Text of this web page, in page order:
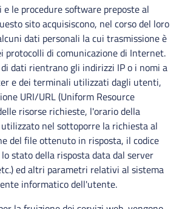
le procedure software preposte al
sito acquisiscono, nel corso del loro
dati personali la cui trasmissione è
protocolli di comunicazione di Internet.
dati rientrano gli indirizzi IP o i nomi a
e dei terminali utilizzati dagli utenti,
URI/URL (Uniform Resource
risorse richieste, l'orario della
nel sottoporre la richiesta al
del file ottenuto in risposta, il codice
stato della risposta data dal server
ed altri parametri relativi al sistema
informatico dell'utente.